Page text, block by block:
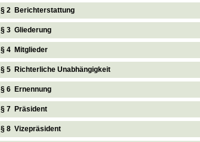
§ 2 Berichterstattung
§ 3 Gliederung
§ 4 Mitglieder
§ 5 Richterliche Unabhängigkeit
§ 6 Ernennung
§ 7 Präsident
§ 8 Vizepräsident